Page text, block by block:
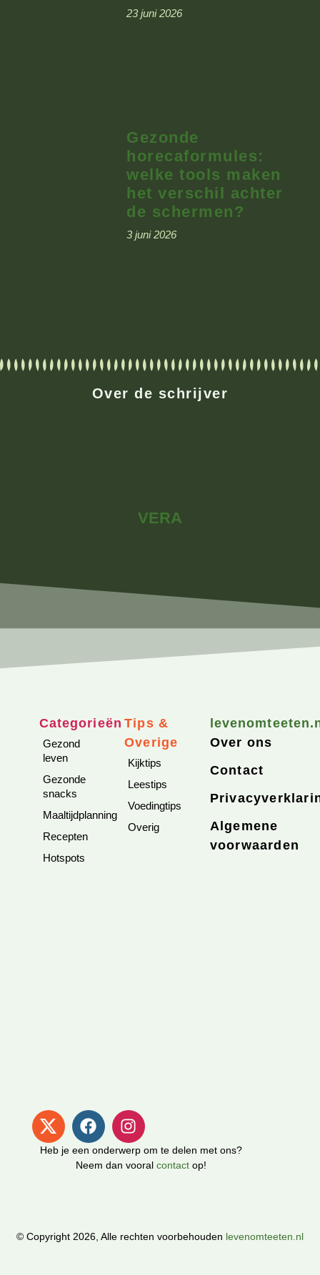
23 juni 2026
Gezonde
horecaformules:
welke tools maken
het verschil achter
de schermen?
3 juni 2026
Over de schrijver
VERA
Heb je een onderwerp om te delen met ons?
Neem dan vooral contactop!
Categorieën
Gezond
leven
Gezonde
snacks
Maaltijdplanning
Recepten
Hotspots
Tips &
Overige
Kijktips
Leestips
Voedingtips
Overig
Over ons
Contact
Algemene
voorwaarden
© Copyright 2026, Alle rechten voorbehouden levenomteeten.nl